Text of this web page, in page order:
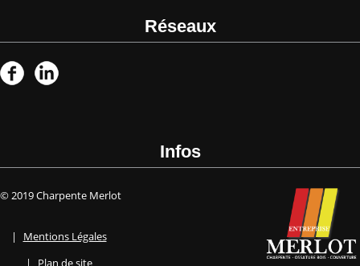
Réseaux
Infos
© 2019 Charpente Merlot
|
Mentions Légales
|
Plan de site